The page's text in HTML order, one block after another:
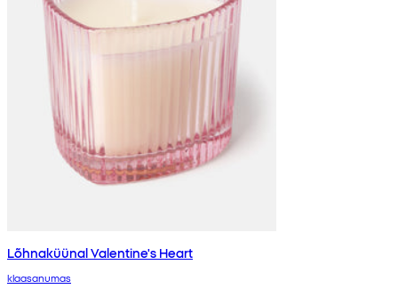
Lõhnaküünal Valentine's Heart
klaasanumas